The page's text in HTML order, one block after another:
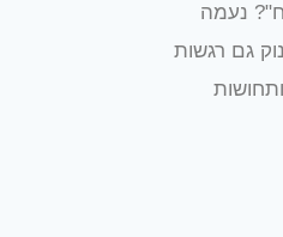
נעמה
גם רגשות